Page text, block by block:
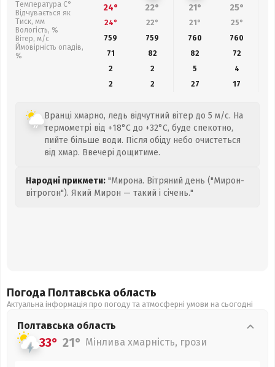
Температура С°
Відчувається як
Тиск, мм
Вологість, %
Вітер, м/с
Ймовірність опадів,
%
24° 22° 21° 25°
24° 22° 21° 25°
759
759 760 760
71
82 82 72
2
2 5
4
2
2 27 17
Вранці хмарно, ледь відчутний вітер до 5 м/с. На
термометрі від +18°C до +32°C, буде спекотно,
пийте більше води. Після обіду небо очистеться
від хмар. Ввечері дощитиме.
Народні прикмети: "Мирона. Вітряний день ("Мирон-
вітрогон"). Який Мирон — такий і січень."
Погода Полтавська область
Актуальна інформація про погоду та атмосферні умови на сьогодні
Полтавська область
33° 21° Мінлива хмарність, грози